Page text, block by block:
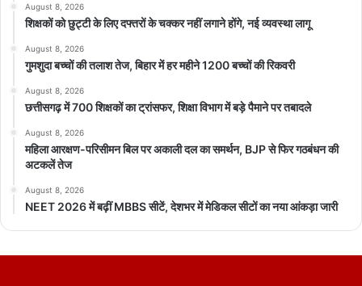
August 8, 2026
शिक्षकों को छुट्टी के लिए दफ्तरों के चक्कर नहीं लगाने होंगे, नई व्यवस्था लागू
August 8, 2026
गुमशुदा बच्चों की तलाश तेज, बिहार में हर महीने 1200 बच्चों की रिकवरी
August 8, 2026
छत्तीसगढ़ में 700 शिक्षकों का ट्रांसफर, शिक्षा विभाग में बड़े पैमाने पर तबादले
August 8, 2026
महिला आरक्षण-परिसीमन बिल पर अकाली दल का समर्थन, BJP से फिर गठबंधन की
अटकलें तेज
August 8, 2026
NEET 2026 में बढ़ीं MBBS सीटें, देशभर में मेडिकल सीटों का नया आंकड़ा जारी